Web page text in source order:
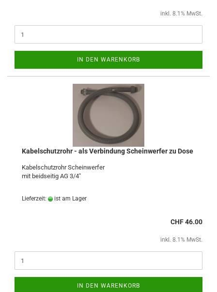
inkl. 8.1% MwSt.
IN DEN WARENKORB
Kabelschutzrohr - als Verbindung Scheinwerfer zu Dose
Kabelschutzrohr Scheinwerfer
mit beidseitig AG 3/4"
Lieferzeit: ist am Lager
CHF 46.00
inkl. 8.1% MwSt.
IN DEN WARENKORB